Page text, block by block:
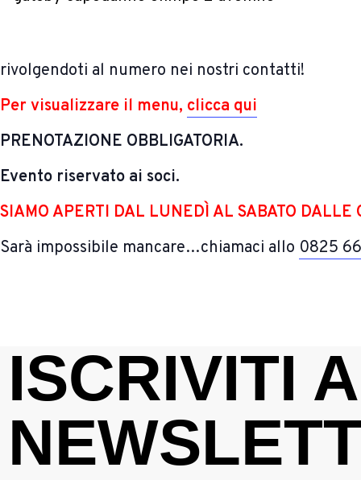
rivolgendoti al numero nei nostri contatti!
Per visualizzare il menu, clicca qui
PRENOTAZIONE OBBLIGATORIA.
Evento riservato ai soci.
SIAMO APERTI DAL LUNEDÌ AL SABATO
Sarà impossibile mancare…chiamaci allo 0825
ISCRIVITI